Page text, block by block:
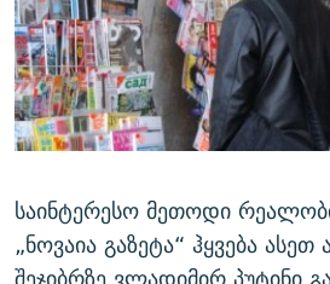
ᲛᲝᲚᲐᲞᲐᲠᲐᲙᲔ ᲢᲔᲥᲡᲢᲔᲑᲘ
ᲨᲘᲜ - ᲣᲪᲮᲝᲔᲗᲨᲘ
ᲚᲘᲢᲔᲠᲐᲢᲣᲠᲣᲚᲘ ᲬᲐᲮᲜᲐᲒᲔᲑᲘ
ᲐᲛᲔᲠᲘᲙᲣᲚᲘ ᲛᲝᲗᲮᲠᲝᲑᲐ
ᲘᲛᲞᲔᲠᲘᲐ ᲓᲐ ᲠᲐᲓᲘᲝ
ᲩᲔᲛᲘ ᲡᲘᲙᲕᲓᲘᲚᲘᲡ ᲛᲘᲖᲔᲖᲘᲐ COVID-19
11 ᲬᲔᲚᲘ - 11 ᲐᲛᲑᲐᲕᲘ
ᲡᲐᲞᲐᲠᲚᲐᲛᲔᲜᲢᲝ ᲐᲠᲩᲔᲕᲜᲔᲑᲘᲡ
ᲑᲐᲕᲨᲕᲔᲑᲘ ᲞᲠᲝᲡᲢᲘᲢᲣᲪᲘᲐᲨᲘ -
5 ᲐᲛᲑᲐᲕᲘ - 20 ᲘᲕᲜᲘᲡᲡ ᲓᲐᲨᲐᲕᲔᲑᲣᲚᲔᲑᲘ
ᲐᲒᲕᲘᲡᲢᲝᲡ ᲝᲛᲘ
ᲒᲐᲛᲝᲘᲬᲔᲠᲔ
საინტერესო მეთოდი
„ნოვაია გაზეტა“ ჰყვება